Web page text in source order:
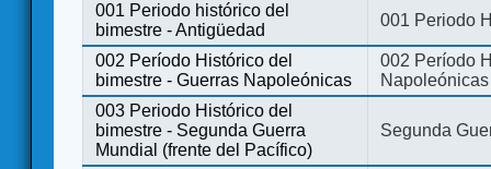
001 Periodo histórico del
bimestre - Antigüedad
001 Periodo
002 Período Histórico del
bimestre - Guerras Napoleónicas
002 Período
Napoleónicas
003 Periodo Histórico del
bimestre - Segunda Guerra
Mundial (frente del Pacífico)
Segunda